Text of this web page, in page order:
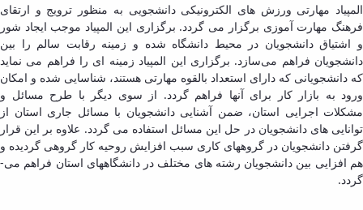
المپیاد مهارتی ورزش های الکترونیکی دانشجویی به منظور ترویج و ارتقای
فرهنگ مهارت­ آموزی برگزار می­ گردد. برگزاری این المپیاد موجب ایجاد شور
و اشتیاق دانشجویان در محیط‌ دانشگاه شده و زمینه رقابت سالم را بین
دانشجویان فراهم می‌سازد. برگزاری این المپیاد زمینه­ ای را فراهم می­ نماید
که دانشجویانی که دارای استعداد بالقوه مهارتی هستند، شناسایی شده و امکان
ورود به بازار کار برای آنها فراهم گردد. از سوی دیگر با طرح مسائل و
مشکلات اجرایی استان، ضمن آشنایی دانشجویان با مسائل جاری استان از
توانایی­ های دانشجویان در حل این مسائل استفاده می­ گردد. علاوه بر این قرار
گرفتن دانشجویان در گروه­های کاری سبب افزایش روحیه کار گروهی گردیده و
هم­ افزایی بین دانشجویان رشته­ های مختلف در دانشگاه­های استان فراهم می­
گردد.